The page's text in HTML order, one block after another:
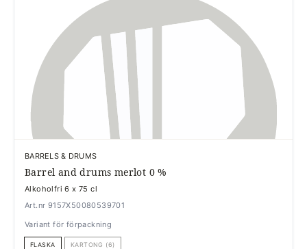
BARRELS & DRUMS
Barrel and drums merlot 0 %
Alkoholfri 6 x 75 cl
Art.nr 9157X50080539701
Variant för förpackning
FLASKA KARTONG (6)